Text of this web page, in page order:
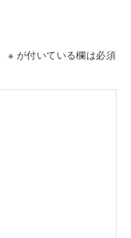
※ が付いている欄は必須